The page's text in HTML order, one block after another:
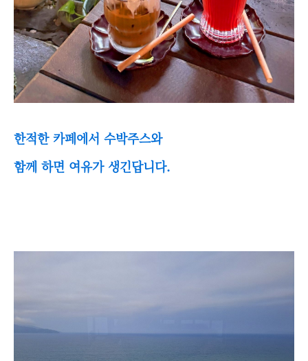
한적한 카페에서 수박주스와
함께 하면 여유가 생긴답니다.